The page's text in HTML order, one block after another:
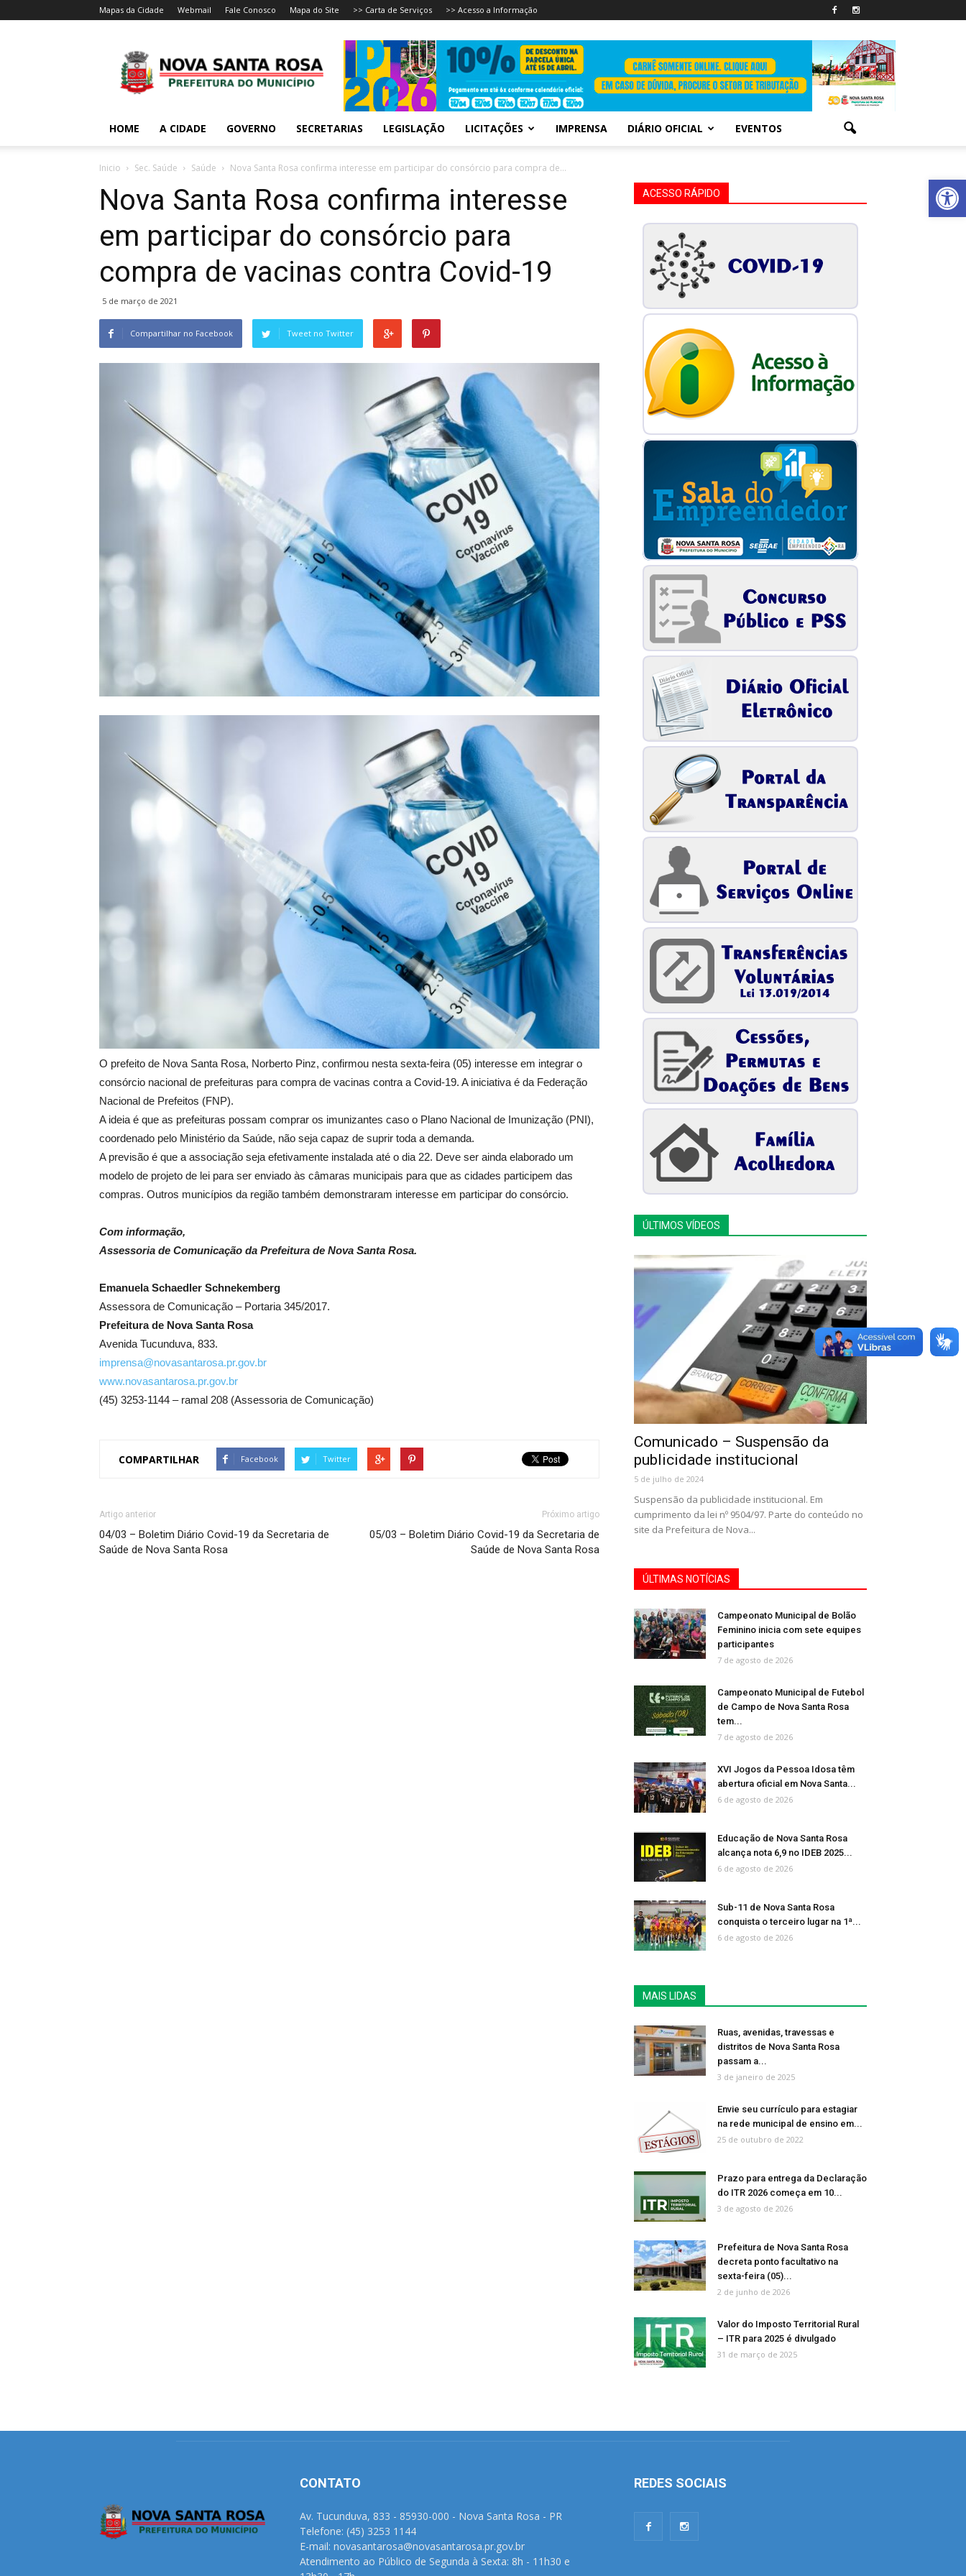
Abrir
Mapas da Cidade Webmail Fale Conosco Mapa do Site >> Carta de Serviços >> Acesso a Informação
HOME A CIDADE GOVERNO SECRETARIAS LEGISLAÇÃO LICITAÇÕES IMPRENSA DIÁRIO OFICIAL EVENTOS
Inicio Sec. Saúde Saúde Nova Santa Rosa confirma interesse em participar do consórcio para compra de...
Nova Santa Rosa confirma interesse
em participar do consórcio para
compra de vacinas contra Covid-19
5 de março de 2021
Compartilhar no Facebook Tweet no Twitter
O prefeito de Nova Santa Rosa, Norberto Pinz, confirmou nesta sexta-feira (05) interesse em integrar o
consórcio nacional de prefeituras para compra de vacinas contra a Covid-19. A iniciativa é da Federação
Nacional de Prefeitos (FNP).
A ideia é que as prefeituras possam comprar os imunizantes caso o Plano Nacional de Imunização (PNI),
coordenado pelo Ministério da Saúde, não seja capaz de suprir toda a demanda.
A previsão é que a associação seja efetivamente instalada até o dia 22. Deve ser ainda elaborado um
modelo de projeto de lei para ser enviado às câmaras municipais para que as cidades participem das
compras. Outros municípios da região também demonstraram interesse em participar do consórcio.
Com informação,
Assessoria de Comunicação da Prefeitura de Nova Santa Rosa.
Emanuela Schaedler Schnekemberg
Assessora de Comunicação – Portaria 345/2017.
Prefeitura de Nova Santa Rosa
Avenida Tucunduva, 833.
imprensa@novasantarosa.pr.gov.br
www.novasantarosa.pr.gov.br
(45) 3253-1144 – ramal 208 (Assessoria de Comunicação)
COMPARTILHAR Facebook Twitter
Artigo anterior
04/03 – Boletim Diário Covid-19 da Secretaria de
Saúde de Nova Santa Rosa
Próximo artigo
05/03 – Boletim Diário Covid-19 da Secretaria de
Saúde de Nova Santa Rosa
ACESSO RÁPIDO
ÚLTIMOS VÍDEOS
Comunicado – Suspensão da
publicidade institucional
5 de julho de 2024
Suspensão da publicidade institucional. Em
cumprimento da lei nº 9504/97. Parte do conteúdo no
site da Prefeitura de Nova...
ÚLTIMAS NOTÍCIAS
Campeonato Municipal de Bolão
Feminino inicia com sete equipes
participantes
7 de agosto de 2026
Campeonato Municipal de Futebol
de Campo de Nova Santa Rosa
tem...
7 de agosto de 2026
XVI Jogos da Pessoa Idosa têm
abertura oficial em Nova Santa...
6 de agosto de 2026
Educação de Nova Santa Rosa
alcança nota 6,9 no IDEB 2025...
6 de agosto de 2026
Sub-11 de Nova Santa Rosa
conquista o terceiro lugar na 1ª...
6 de agosto de 2026
MAIS LIDAS
Ruas, avenidas, travessas e
distritos de Nova Santa Rosa
passam a...
3 de janeiro de 2025
Envie seu currículo para estagiar
na rede municipal de ensino em...
25 de outubro de 2022
Prazo para entrega da Declaração
do ITR 2026 começa em 10...
3 de agosto de 2026
Prefeitura de Nova Santa Rosa
decreta ponto facultativo na
sexta-feira (05)...
2 de junho de 2026
Valor do Imposto Territorial Rural
– ITR para 2025 é divulgado
31 de março de 2025
CONTATO
Av. Tucunduva, 833 - 85930-000 - Nova Santa Rosa - PR
Telefone: (45) 3253 1144
E-mail: novasantarosa@novasantarosa.pr.gov.br
Atendimento ao Público de Segunda à Sexta: 8h - 11h30 e
REDES SOCIAIS